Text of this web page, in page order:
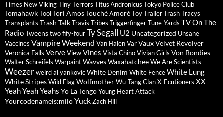
Times New VikingTiny Terrors Titus Andronicus Tokyo Police Club
TomahawkToolTori AmosTouché AmoréToyTrailer Trash Tracys
Transplants Trash TalkTravis Tribes TriggerfingerTune-Yards TV On The
RadioTweenstwo fify-fourTy Segall U2 Uncategorized Unsane
Vaccines Vampire Weekend Van HalenVarVauxVelvet Revolver
Veronica Falls VerveViewVines Vista ChinoVivian Girls Von Bondies
Walter Schreifels WarpaintWavvesWaxahatcheeWe Are Scientists
Weezerweird al yankovicWhite Denim White FenceWhite Lung
White StripesWild FlagWolfmotherWu-Tang ClanX-Ecutioners XX
Yeah Yeah Yeahs Yo La TengoYoung Heart Attack
Yourcodenameis:miloYuckZach Hill